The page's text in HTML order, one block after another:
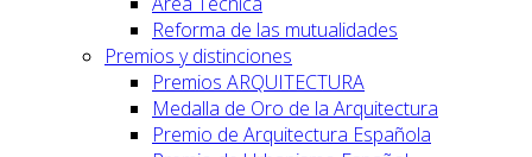
Reforma de las mutualidades
Premios y distinciones
Premios ARQUITECTURA
Medalla de Oro de la Arquitectura
Premio de Arquitectura Española